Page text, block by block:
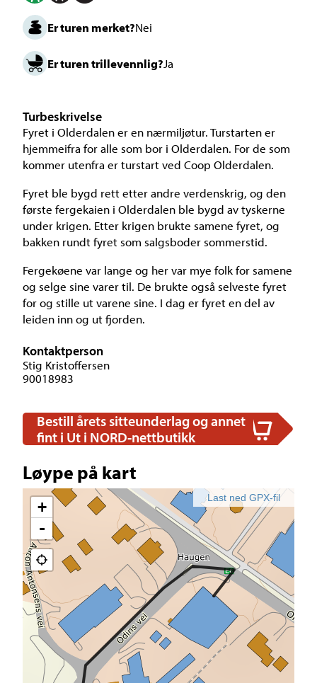
Er turen merket?Nei
Er turen trillevennlig?Ja
Turbeskrivelse
Fyret i Olderdalen er en nærmiljøtur. Turstarten er
hjemmeifra for alle som bor i Olderdalen. For de som
kommer utenfra er turstart ved Coop Olderdalen.
Fyret ble bygd rett etter andre verdenskrig, og den
første fergekaien i Olderdalen ble bygd av tyskerne
under krigen. Etter krigen brukte samene fyret, og
bakken rundt fyret som salgsboder sommerstid.
Fergekøene var lange og her var mye folk for samene
og selge sine varer til. De brukte også selveste fyret
for og stille ut varene sine. I dag er fyret en del av
leiden inn og ut fjorden.
Kontaktperson
Stig Kristoffersen
90018983
Bestill årets sitteunderlag og annet
fint i Ut i NORD-nettbutikk
Løype på kart
Last ned GPX-fil
+
-